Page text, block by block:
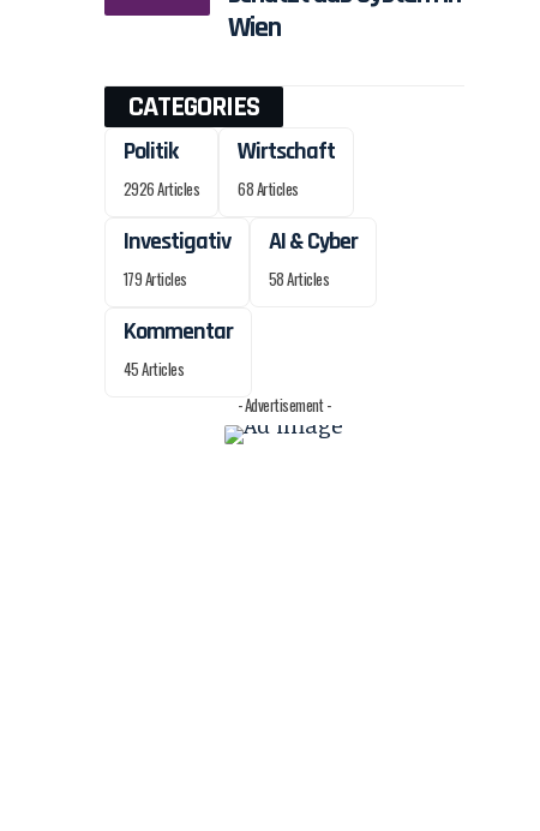
Wien
CATEGORIES
Politik
2926 Articles
Wirtschaft
68 Articles
Investigativ
179 Articles
AI & Cyber
58 Articles
Kommentar
45 Articles
- Advertisement -